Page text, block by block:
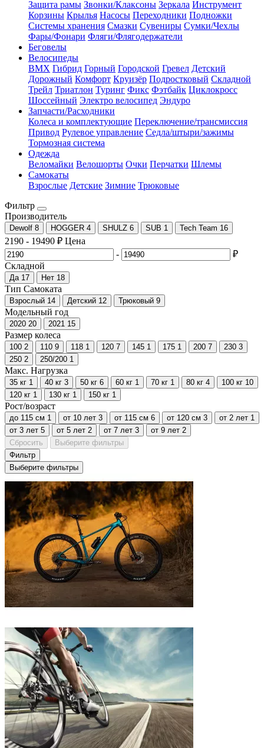
Защита рамы Звонки/Клаксоны Зеркала Инструмент
Корзины Крылья Насосы Переходники Подножки
Системы хранения Смазки Сувениры Сумки/Чехлы
Фары/Фонари Фляги/Флягодержатели
Беговелы
Велосипеды
BMX Гибрид Горный Городской Гревел Детский
Дорожный Комфорт Круизёр Подростковый Складной
Трейл Триатлон Туринг Фикс Фэтбайк Циклокросс
Шоссейный Электро велосипед Эндуро
Запчасти/Расходники
Колеса и комплектующие Переключение/трансмиссия
Привод Рулевое управление Седла/штыри/зажимы
Тормозная система
Одежда
Веломайки Велошорты Очки Перчатки Шлемы
Самокаты
Взрослые Детские Зимние Трюковые
Фильтр
Производитель
Dewolf 8 HOGGER 4 SHULZ 6 SUB 1 Tech Team 16
2190 - 19490 ₽ Цена
-
₽
Складной
Да 17 Нет 18
Тип Самоката
Взрослый 14 Детский 12 Трюковый 9
Модельный год
2020 20 2021 15
Размер колеса
100 2 110 9 118 1 120 7 145 1 175 1 200 7 230 3
250 2 250/200 1
Макс. Нагрузка
35 кг 1 40 кг 3 50 кг 6 60 кг 1 70 кг 1 80 кг 4 100 кг 10
120 кг 1 130 кг 1 150 кг 1
Рост/возраст
до 115 см 1 от 10 лет 3 от 115 см 6 от 120 см 3 от 2 лет 1
от 3 лет 5 от 5 лет 2 от 7 лет 3 от 9 лет 2
Сбросить
Выберите фильтры
Фильтр
Выберите фильтры